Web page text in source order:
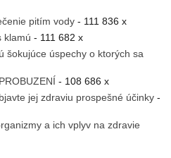
pitím vody - 111 836 x
klamú - 111 682 x
šokujúce úspechy o ktorých sa
- 108 686 x
jej zdraviu prospešné účinky -
a ich vplyv na zdravie